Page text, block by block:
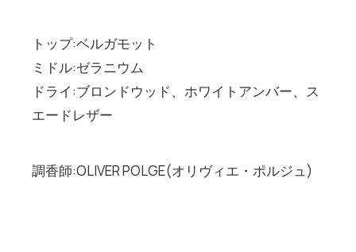
トップ:ベルガモット
ミドル:ゼラニウム
ドライ:ブロンドウッド、ホワイトアンバー、ス
エードレザー
調香師:OLIVER POLGE(オリヴィエ・ポルジュ)